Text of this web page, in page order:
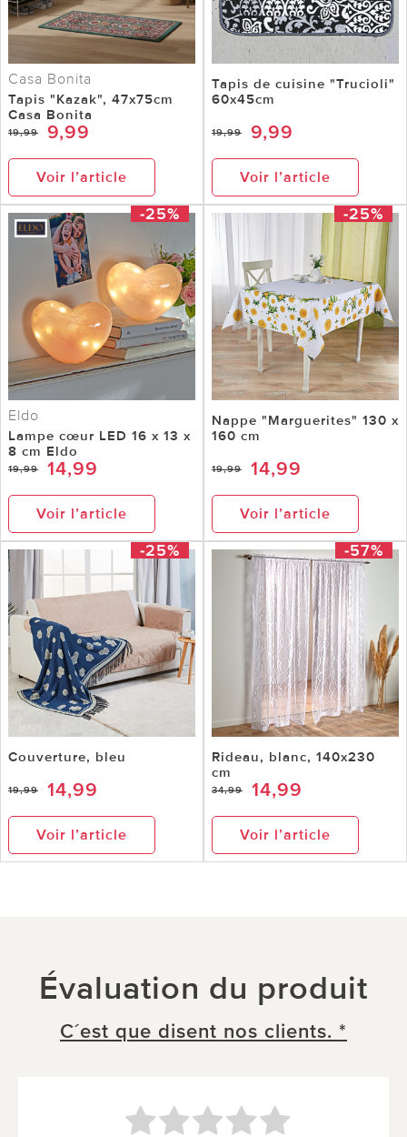
Casa Bonita
Tapis "Kazak", 47x75cm
Casa Bonita
19,99 9,99
Voir l’article
Tapis de cuisine "Trucioli"
60x45cm
19,99 9,99
Voir l’article
-25%
Eldo
Lampe cœur LED 16 x 13 x
8 cm Eldo
19,99 14,99
Voir l’article
-25%
Nappe "Marguerites" 130 x
160 cm
19,99 14,99
Voir l’article
-25%
Couverture, bleu
19,99 14,99
Voir l’article
-57%
Rideau, blanc, 140x230
cm
34,99 14,99
Voir l’article
Évaluation du produit
C´est que disent nos clients. *